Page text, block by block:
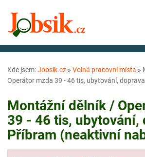
Kde jsem:Jobsik.cz » Volná pracovní místa »
Operátor mzda 39 - 46 tis, ubytování,
Montážní dělník /
39 - 46 tis, ubytování,
Příbram (neaktivní